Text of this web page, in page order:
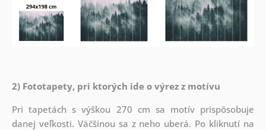
2) Fototapety, pri ktorých ide o výrez z motívu
Pri tapetách s výškou 270 cm sa motív prispôsobuje
danej veľkosti. Väčšinou sa z neho uberá. Po kliknutí na